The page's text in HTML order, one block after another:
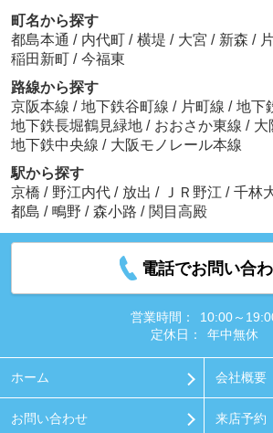
町名から探す
都島本通 / 内代町 / 横堤 / 大宮 / 新森 /
稲田新町 / 今福東
路線から探す
京阪本線 / 地下鉄谷町線 / 片町線 / 地下
地下鉄長堀鶴見緑地 / おおさか東線 / 大
地下鉄中央線 / 大阪モノレール本線
駅から探す
京橋 / 野江内代 / 放出 / ＪＲ野江 / 千林
都島 / 鴫野 / 森小路 / 関目高殿
電話でお問い合
営業時間：
10:00～
定休日：
年中無休
ホーム 会社概要
お問い合わせ 来店予約